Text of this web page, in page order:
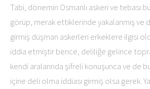
Tabi, dönemin Osmanlı askeri ve tebası
görüp, merak ettiklerinde yakalanmış ve de
girmiş düşman askerleri erkeklere ilgisi
iddia etmiştir bence, deliliğe gelince
kendi aralarında şifreli konuşunca ve de
içine deli olma iddiası girmiş olsa gerek.